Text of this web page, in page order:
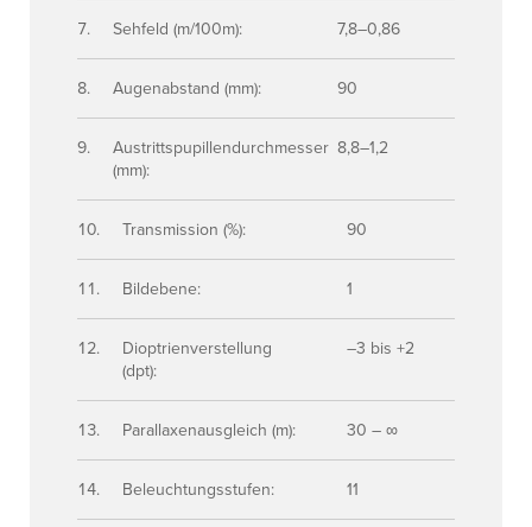
Sehfeld (m/100m): 7,8–0,86
Augenabstand (mm): 90
Austrittspupillendurchmesser
(mm):
8,8–1,2
Transmission (%): 90
Bildebene: 1
Dioptrienverstellung
(dpt):
–3 bis +2
Parallaxenausgleich (m): 30 – ∞
Beleuchtungsstufen: 11